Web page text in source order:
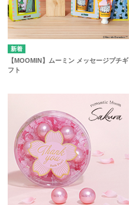
【MOOMIN】ムーミン メッセージプチギ
フト